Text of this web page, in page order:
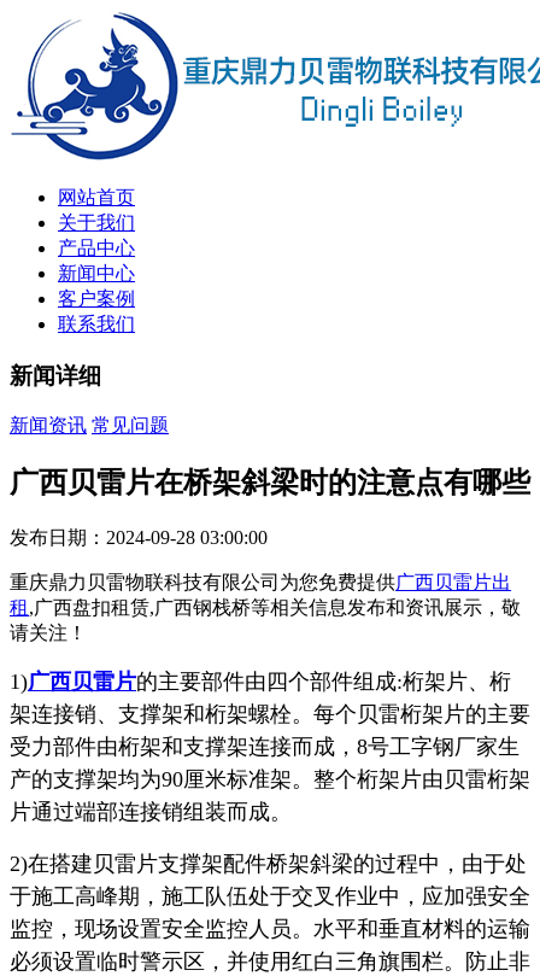
网站首页
关于我们
产品中心
新闻中心
客户案例
联系我们
新闻详细
新闻资讯 常见问题
广西贝雷片在桥架斜梁时的注意点有哪些
发布日期：2024-09-28 03:00:00
重庆鼎力贝雷物联科技有限公司为您免费提供广西贝雷片出
租 ,广西盘扣租赁,广西钢栈桥等相关信息发布和资讯展示，敬
请关注！
1)广西贝雷片的主要部件由四个部件组成:桁架片、桁
架连接销、支撑架和桁架螺栓。每个贝雷桁架片的主要
受力部件由桁架和支撑架连接而成，8号工字钢厂家生
产的支撑架均为90厘米标准架。整个桁架片由贝雷桁架
片通过端部连接销组装而成。
2)在搭建贝雷片支撑架配件桥架斜梁的过程中，由于处
于施工高峰期，施工队伍处于交叉作业中，应加强安全
监控，现场设置安全监控人员。水平和垂直材料的运输
必须设置临时警示区，并使用红白三角旗围栏。防止非